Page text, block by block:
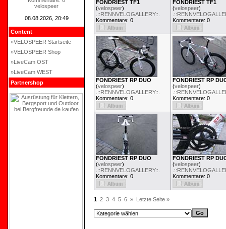
velospeer
08.08.2026, 20:49
Content
»VELOSPEER Startseite
»VELOSPEER Shop
»LiveCam OST
»LiveCam WEST
Partnershop
FONDRIEST TF1
(velospeer)
.::RENNVELOGALLERY::.
Kommentare: 0
FONDRIEST TF1
(velospeer)
Kommentare: 0
FONDRIEST RP DUO
(velospeer)
.::RENNVELOGALLERY::.
Kommentare: 0
FONDRIEST RP
(velospeer)
Kommentare: 0
FONDRIEST RP DUO
(velospeer)
.::RENNVELOGALLERY::.
Kommentare: 0
FONDRIEST RP
(velospeer)
Kommentare: 0
1 2 3 4 5 6 » Letzte Seite »